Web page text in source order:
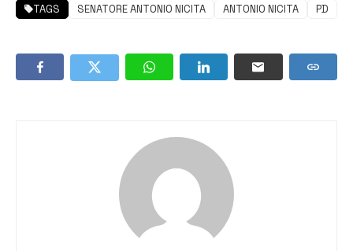
TAGS SENATORE ANTONIO NICITA ANTONIO NICITA PD